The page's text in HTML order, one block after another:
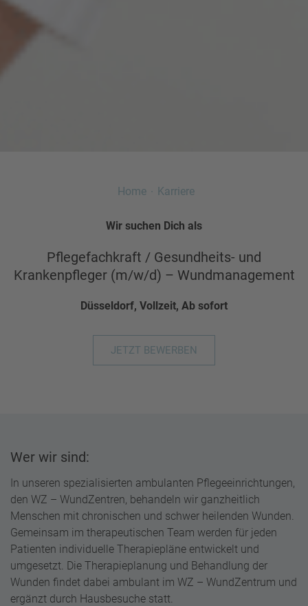
Home Karriere
Wir suchen Dich als
Pflegefachkraft / Gesundheits- und
Krankenpfleger (m/w/d) – Wundmanagement
Düsseldorf, Vollzeit, Ab sofort
JETZT BEWERBEN
Wer wir sind:
In unseren spezialisierten ambulanten Pflegeeinrichtungen,
den WZ – WundZentren, behandeln wir ganzheitlich
Menschen mit chronischen und schwer heilenden Wunden.
Gemeinsam im therapeutischen Team werden für jeden
Patienten individuelle Therapiepläne entwickelt und
umgesetzt. Die Therapieplanung und Behandlung der
Wunden findet dabei ambulant im WZ – WundZentrum und
ergänzt durch Hausbesuche statt.